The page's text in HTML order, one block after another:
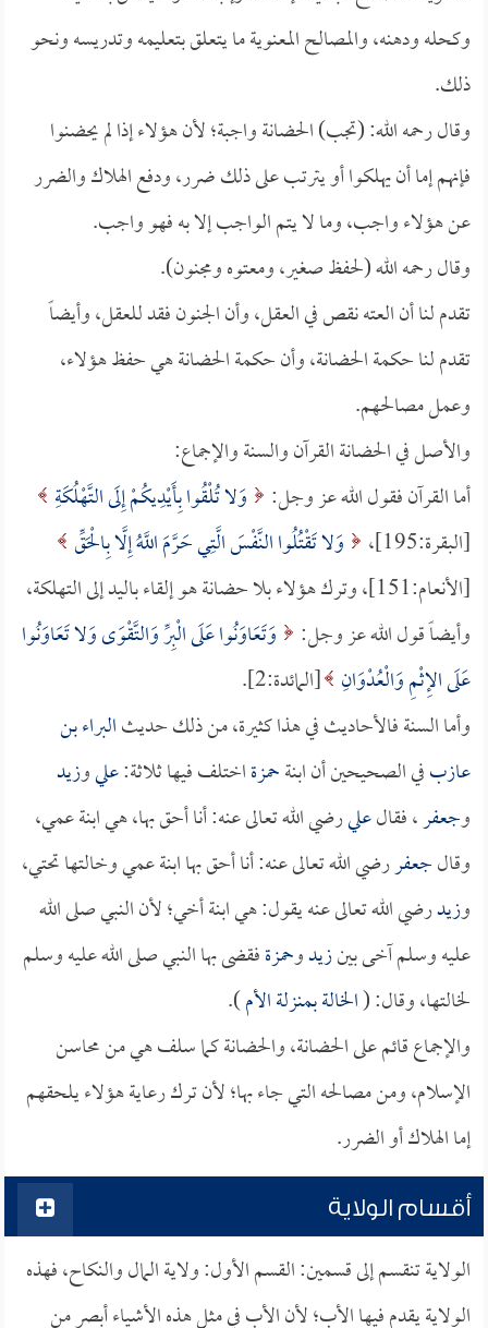
وكحله ودهنه، والمصالح المعنوية ما يتعلق بتعليمه وتدريسه ونحو
ذلك.
وقال رحمه الله: (تجب) الحضانة واجبة؛ لأن هؤلاء إذا لم يحضنوا
فإنهم إما أن يهلكوا أو يترتب على ذلك ضرر، ودفع الهلاك والضرر
عن هؤلاء واجب، وما لا يتم الواجب إلا به فهو واجب.
وقال رحمه الله (لحفظ صغير، ومعتوه ومجنون).
تقدم لنا أن العته نقص في العقل، وأن الجنون فقد للعقل، وأيضاً
تقدم لنا حكمة الحضانة، وأن حكمة الحضانة هي حفظ هؤلاء،
وعمل مصالحهم.
والأصل في الحضانة القرآن والسنة والإجماع:
أما القرآن فقول الله عز وجل:
وَلا تُلْقُوا بِأَيْدِيكُمْ إِلَى التَّهْلُكَةِ
[البقرة:195]،
وَلا تَقْتُلُوا النَّفْسَ الَّتِي حَرَّمَ اللَّهُ إِلَّا بِالْحَقِّ
[الأنعام:151]، وترك هؤلاء بلا حضانة هو إلقاء باليد إلى التهلكة،
وأيضاً قول الله عز وجل:
وَتَعَاوَنُوا عَلَى الْبِرِّ وَالتَّقْوَى وَلا تَعَاوَنُوا
عَلَى الإِثْمِ وَالْعُدْوَانِ [المائدة:2].
وأما السنة فالأحاديث في هذا كثيرة، من ذلك حديثالبراء بن
عازبفي الصحيحين أن ابنةحمزةاختلف فيها ثلاثة:عليوزيد
وجعفر، فقالعليرضي الله تعالى عنه: أنا أحق بها، هي ابنة عمي،
وقالجعفررضي الله تعالى عنه: أنا أحق بها ابنة عمي وخالتها تحتي،
وزيدرضي الله تعالى عنه يقول: هي ابنة أخي؛ لأن النبي صلى الله
عليه وسلم آخى بينزيدوحمزةفقضى بها النبي صلى الله عليه وسلم
لخالتها، وقال: (الخالة بمنزلة الأم).
والإجماع قائم على الحضانة، والحضانة كما سلف هي من محاسن
الإسلام، ومن مصالحه التي جاء بها؛ لأن ترك رعاية هؤلاء يلحقهم
إما الهلاك أو الضرر.
أقسام الولاية
الولاية تنقسم إلى قسمين: القسم الأول: ولاية المال والنكاح، فهذه
الولاية يقدم فيها الأب؛ لأن الأب في مثل هذه الأشياء أبصر من